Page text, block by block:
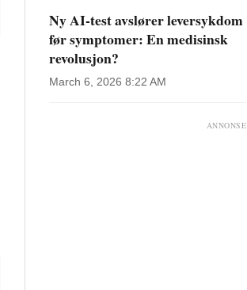
Ny AI-test avslører leversykdom
før symptomer: En medisinsk
revolusjon?
March 6, 2026 8:22 AM
ANNONSE